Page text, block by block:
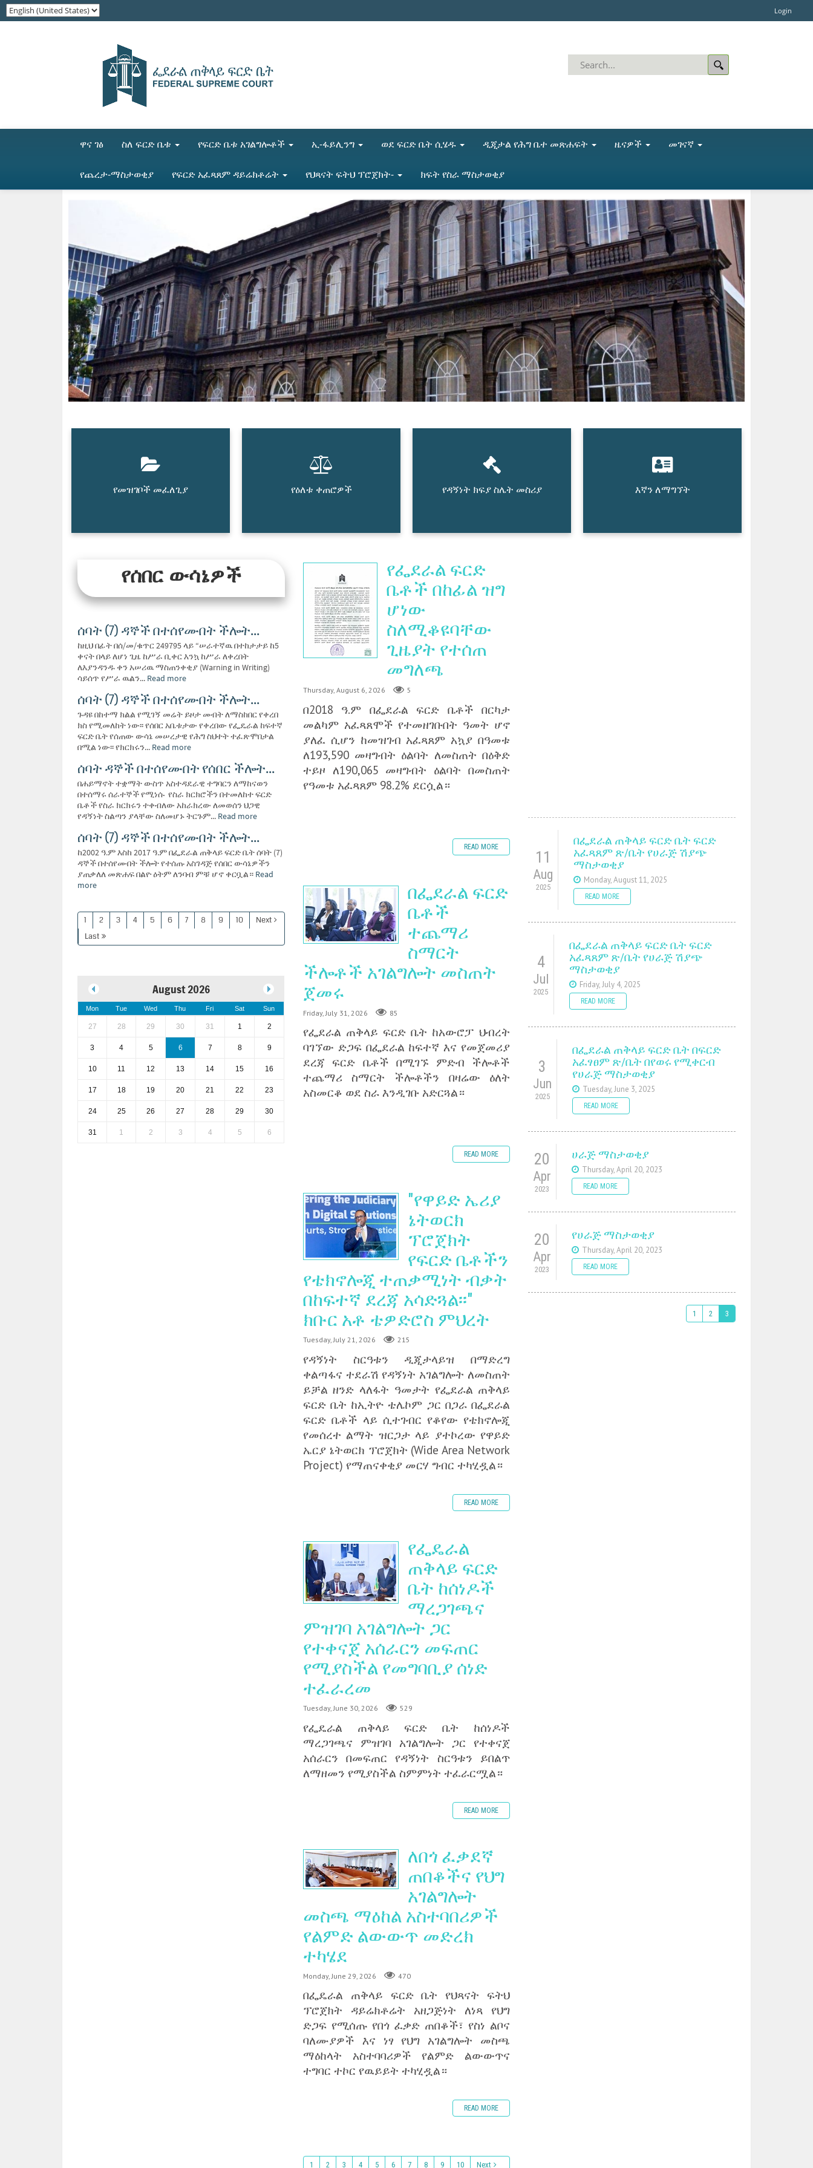
Login
ዋና ገፅ ስለ ፍርድ ቤቱ የፍርድ ቤቱ አገልግሎቶች ኢ-ፋይሊንግ ወደ ፍርድ ቤት ሲሄዱ ዲጂታል የሕግ ቤተ መጽሐፍት ዜናዎች መገናኛ
የጨረታ-ማስታወቂያ የፍርድ አፈጻጸም ዳይሬክቶሬት የህጻናት ፍትህ ፕሮጀክት- ክፍት የስራ ማስታወቂያ
የመዝገቦች መፈለጊያ የዕለቱ ቀጠሮዎች የዳኝነት ክፍያ ስሌት መስሪያ እኛን ለማግኘት
የሰበር ውሳኔዎች
ሰባት (7) ዳኞች በተሰየሙበት ችሎት...
ከዚህ በፊት በሰ/መ/ቁጥር 249795 ላይ “ሠራተኛዉ በተከታታይ ከ5
ቀናት በላይ ለሆነ ጊዜ ከሥራ ቢቀር እንኳ ከሥራ ለቀረበት
ለእያንዳንዱ ቀን አሠሪዉ ማስጠንቀቂያ (Warning in Writing)
ሳይሰጥ የሥራ ዉልን... Read more
ሰባት (7) ዳኞች በተሰየሙበት ችሎት...
ጉዳዩ በከተማ ክልል የሚገኝ መሬት ይዞታ መብት ለማስከበር የቀረበ
ክስ የሚመለከት ነው፡፡ የሰበር አቤቱታው የቀረበው የፌዴራል ከፍተኛ
ፍርድ ቤት የሰጠው ውሳኔ መሠረታዊ የሕግ ስህተት ተፈጽሞበታል
በሚል ነው፡፡ የክርክሩን... Read more
ሰባት ዳኞች በተሰየሙበት የሰበር ችሎት...
በሐይማኖት ተቋማት ውስጥ አስተዳደራዊ ተግባርን ለማከናወን
በተሰማሩ ሰራተኞች የሚነሱ የስራ ክርክሮችን በተመለከተ ፍርድ
ቤቶች የስራ ክርክሩን ተቀብለው አከራክረው ለመወሰን ህጋዊ
የዳኝነት ስልጣን ያላቸው ስለመሆኑ ትርጉም... Read more
ሰባት (7) ዳኞች በተሰየሙበት ችሎት...
ከ2002 ዓ.ም እስከ 2017 ዓ.ም በፌደራል ጠቅላይ ፍርድ ቤት ሰባት (7)
ዳኞች በተሰየሙበት ችሎት የተሰጡ አስገዳጅ የሰበር ውሳኔዎችን
ያጠቃለለ መጽሐፍ በልዮ ዕትም ለንባብ ምቹ ሆኖ ቀርቧል። Read
more
1 2 3 4 5 6 7 8 9 10
Next
Last
August 2026
Mon Tue Wed Thu Fri Sat Sun
27 28 29 30 31 1 2
3 4 5 6 7 8 9
10 11 12 13 14 15 16
17 18 19 20 21 22 23
24 25 26 27 28 29 30
31 1 2 3 4 5 6
የፌደራል ፍርድ
ቤቶች በከፊል ዝግ
ሆነው
ስለሚቆዩባቸው
ጊዜያት የተሰጠ
መግለጫ
Thursday, August 6, 2026 5
በ2018 ዓ.ም በፌደራል ፍርድ ቤቶች በርካታ
መልካም አፈጻጸሞች የተመዘገቡበት ዓመት ሆኖ
ያለፈ ሲሆን ከመዝገብ አፈጻጸም አኳያ በዓመቱ
ለ193,590 መዛግብት ዕልባት ለመስጠት በዕቅድ
ተይዞ ለ190,065 መዛግብት ዕልባት በመስጠት
የዓመቱ አፈጻጸም 98.2% ደርሷል።
READ MORE
በፌደራል ፍርድ
ቤቶች
ተጨማሪ
ስማርት
ችሎቶች አገልግሎት መስጠት
ጀመሩ
Friday, July 31, 2026 85
የፌደራል ጠቅላይ ፍርድ ቤት ከአውሮፓ ህብረት
ባገኘው ድጋፍ በፌደራል ከፍተኛ እና የመጀመሪያ
ደረጃ ፍርድ ቤቶች በሚገኙ ምድብ ችሎቶች
ተጨማሪ ስማርት ችሎቶችን በዛሬው ዕለት
አስመርቆ ወደ ስራ እንዲገቡ አድርጓል።
READ MORE
"የዋይድ ኤሪያ
ኔትወርክ
ፕሮጀክት
የፍርድ ቤቶችን
የቴክኖሎጂ ተጠቃሚነት ብቃት
በከፍተኛ ደረጃ አሳድጓል፡፡"
ክቡር አቶ ቴዎድሮስ ምህረት
Tuesday, July 21, 2026 215
የዳኝነት ስርዓቱን ዲጂታላይዝ በማድረግ
ቀልጣፋና ተደራሽ የዳኝነት አገልግሎት ለመስጠት
ይቻል ዘንድ ላለፋት ዓመታት የፌደራል ጠቅላይ
ፍርድ ቤት ከኢትዮ ቴሌኮም ጋር በጋራ በፌደራል
ፍርድ ቤቶች ላይ ሲተገብር የቆየው የቴክኖሎጂ
የመሰረተ ልማት ዝርጋታ ላይ ያተኮረው የዋይድ
ኤርያ ኔትወርክ ፕሮጀክት (Wide Area Network
Project) የማጠናቀቂያ መርሃ ግብር ተካሂዷል።
READ MORE
የፌዴራል
ጠቅላይ ፍርድ
ቤት ከሰነዶች
ማረጋገጫና
ምዝገባ አገልግሎት ጋር
የተቀናጀ አሰራርን መፍጠር
የሚያስችል የመግባቢያ ሰነድ
ተፈራረመ
Tuesday, June 30, 2026 529
‎የፌዴራል ጠቅላይ ፍርድ ቤት ከሰነዶች
ማረጋገጫና ምዝገባ አገልግሎት ጋር የተቀናጀ
አሰራርን በመፍጠር የዳኝነት ስርዓቱን ይበልጥ
ለማዘመን የሚያስችል ስምምነት ተፈራርሟል።
READ MORE
ለበጎ ፈቃደኛ
ጠበቆችና የህግ
አገልግሎት
መስጫ ማዕከል አስተባበሪዎች
የልምድ ልውውጥ መድረክ
ተካሄደ
Monday, June 29, 2026 470
በፌዴራል ጠቅላይ ፍርድ ቤት የህጻናት ፍትህ
ፕሮጀክት ዳይሬክቶሬት አዘጋጅነት ለነጻ የህግ
ድጋፍ የሚሰጡ የበጎ ፈቃድ ጠበቆች፣ የስነ ልቦና
ባለሙያዎች እና ነፃ የህግ አገልግሎት መስጫ
ማዕከላት አስተባባሪዎች የልምድ ልውውጥና
ተግባር ተኮር የዉይይት ተካሂዷል።
READ MORE
1 2 3 4 5 6 7 8 9 10 Next
11
Aug
2025
በፌደራል ጠቅላይ ፍርድ ቤት ፍርድ
አፈጻጸም ጽ/ቤት የሀራጅ ሽያጭ
ማስታወቂያ
Monday, August 11, 2025
READ MORE
4
Jul
2025
በፌደራል ጠቅላይ ፍርድ ቤት ፍርድ
አፈጻጸም ጽ/ቤት የሀራጅ ሽያጭ
ማስታወቂያ
Friday, July 4, 2025
READ MORE
3
Jun
2025
በፌደራል ጠቅላይ ፍርድ ቤት በፍርድ
አፈፃፀም ጽ/ቤት በየወሩ የሚቀርብ
የሀራጅ ማስታወቂያ
Tuesday, June 3, 2025
READ MORE
20
Apr
2023
ሀራጅ ማስታወቂያ
Thursday, April 20, 2023
READ MORE
20
Apr
2023
የሀራጅ ማስታወቂያ
Thursday, April 20, 2023
READ MORE
1 2 3